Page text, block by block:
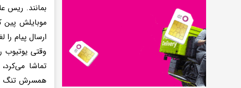
بمانند. ریس
موبایلش
وقتی یوتیوب
تماشا
همسرش تنگ